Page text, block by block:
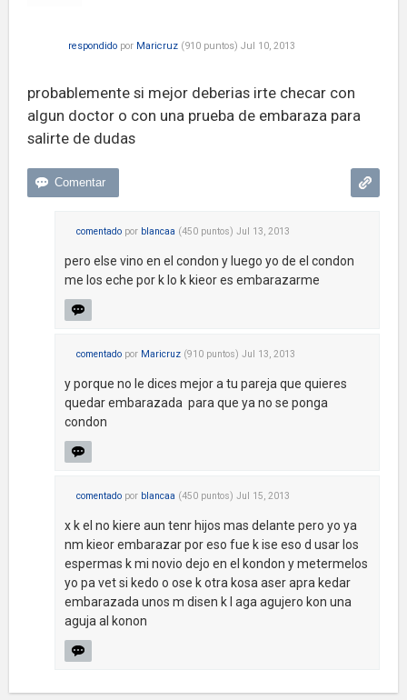
respondido por Maricruz (910 puntos) Jul 10, 2013
probablemente si mejor deberias irte checar con
algun doctor o con una prueba de embaraza para
salirte de dudas
comentado por blancaa (450 puntos) Jul 13, 2013
pero else vino en el condon y luego yo de el condon
me los eche por k lo k kieor es embarazarme
comentado por Maricruz (910 puntos) Jul 13, 2013
y porque no le dices mejor a tu pareja que quieres
quedar embarazada para que ya no se ponga
condon
comentado por blancaa (450 puntos) Jul 15, 2013
x k el no kiere aun tenr hijos mas delante pero yo ya
nm kieor embarazar por eso fue k ise eso d usar los
espermas k mi novio dejo en el kondon y metermelos
yo pa vet si kedo o ose k otra kosa aser apra kedar
embarazada unos m disen k l aga agujero kon una
aguja al konon